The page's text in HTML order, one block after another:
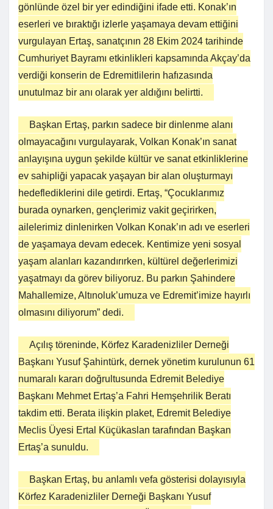
gönlünde özel bir yer edindiğini ifade etti. Konak’ın
eserleri ve bıraktığı izlerle yaşamaya devam ettiğini
vurgulayan Ertaş, sanatçının 28 Ekim 2024 tarihinde
Cumhuriyet Bayramı etkinlikleri kapsamında Akçay’da
verdiği konserin de Edremitlilerin hafızasında
unutulmaz bir anı olarak yer aldığını belirtti.
Başkan Ertaş, parkın sadece bir dinlenme alanı
olmayacağını vurgulayarak, Volkan Konak’ın sanat
anlayışına uygun şekilde kültür ve sanat etkinliklerine
ev sahipliği yapacak yaşayan bir alan oluşturmayı
hedeflediklerini dile getirdi. Ertaş, “Çocuklarımız
burada oynarken, gençlerimiz vakit geçirirken,
ailelerimiz dinlenirken Volkan Konak’ın adı ve eserleri
de yaşamaya devam edecek. Kentimize yeni sosyal
yaşam alanları kazandırırken, kültürel değerlerimizi
yaşatmayı da görev biliyoruz. Bu parkın Şahindere
Mahallemize, Altınoluk’umuza ve Edremit’imize hayırlı
olmasını diliyorum” dedi.
Açılış töreninde, Körfez Karadenizliler Derneği
Başkanı Yusuf Şahintürk, dernek yönetim kurulunun 61
numaralı kararı doğrultusunda Edremit Belediye
Başkanı Mehmet Ertaş’a Fahri Hemşehrilik Beratı
takdim etti. Berata ilişkin plaket, Edremit Belediye
Meclis Üyesi Ertal Küçükaslan tarafından Başkan
Ertaş’a sunuldu.
Başkan Ertaş, bu anlamlı vefa gösterisi dolayısıyla
Körfez Karadenizliler Derneği Başkanı Yusuf